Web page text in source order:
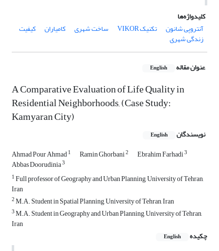
کلیدواژه‌ها
آنتروپی شانون
تکنیک VIKOR ساخت شهری کامیاران کیفیت
زندگی شهری
عنوان مقاله English
A Comparative Evaluation of Life Quality in
Residential Neighborhoods, (Case Study:
Kamyaran City)
نویسندگان English
Ahmad Pour Ahmad1 Ramin Ghorbani2 Ebrahim Farhadi3
Abbas Doorudinia3
1Full professor of Geography and Urban Planning, University of Tehran,
Iran
2M.A. Student in Spatial Planning, University of Tehran, Iran
3M.A. Student in Geography and Urban Planning, University of Tehran,
Iran
چکیده
English